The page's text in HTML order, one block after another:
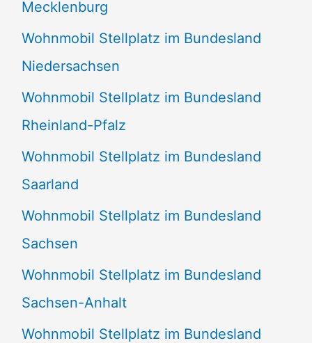
Mecklenburg
Wohnmobil Stellplatz im Bundesland
Niedersachsen
Wohnmobil Stellplatz im Bundesland
Rheinland-Pfalz
Wohnmobil Stellplatz im Bundesland
Saarland
Wohnmobil Stellplatz im Bundesland
Sachsen
Wohnmobil Stellplatz im Bundesland
Sachsen-Anhalt
Wohnmobil Stellplatz im Bundesland